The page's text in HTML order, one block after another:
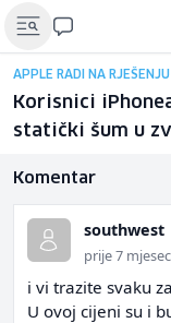
APPLE RADI NA RJEŠENJU
Korisnici
statički šum u
Komentar
southwest
prije 7
i vi trazite svaku
U ovoj cijeni su i